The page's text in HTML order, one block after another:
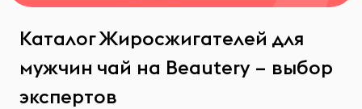
Каталог Жиросжигателей для
мужчин чай на Beautery – выбор
экспертов